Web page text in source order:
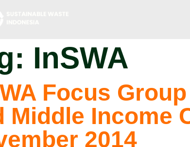
InSWA
Focus
Middle Income
2014